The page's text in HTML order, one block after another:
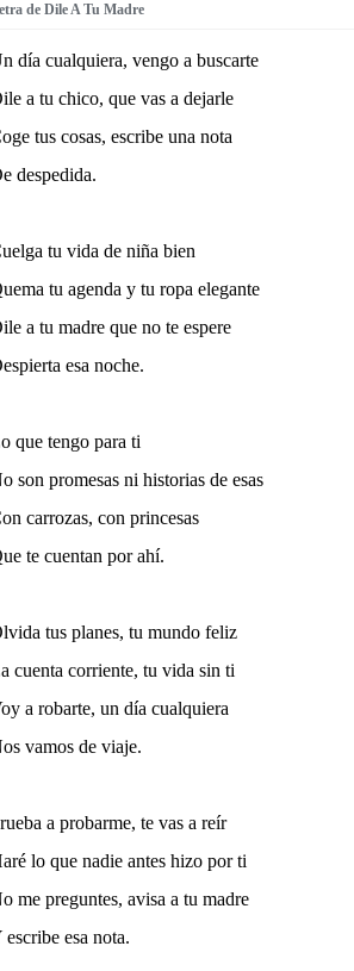
de Dile A Tu Madre
día cualquiera, vengo a buscarte
a tu chico, que vas a dejarle
tus cosas, escribe una nota
despedida.
tu vida de niña bien
tu agenda y tu ropa elegante
a tu madre que no te espere
esa noche.
que tengo para ti
son promesas ni historias de esas
carrozas, con princesas
te cuentan por ahí.
tus planes, tu mundo feliz
cuenta corriente, tu vida sin ti
a robarte, un día cualquiera
vamos de viaje.
a probarme, te vas a reír
lo que nadie antes hizo por ti
me preguntes, avisa a tu madre
escribe esa nota.